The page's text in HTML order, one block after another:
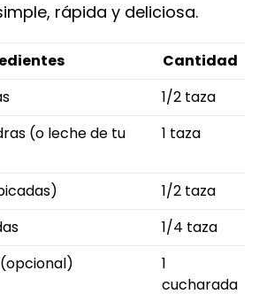
rápida y deliciosa.
Cantidad
1/2 taza
(o leche de tu
1 taza
1/2 taza
1/4 taza
1
cucharada